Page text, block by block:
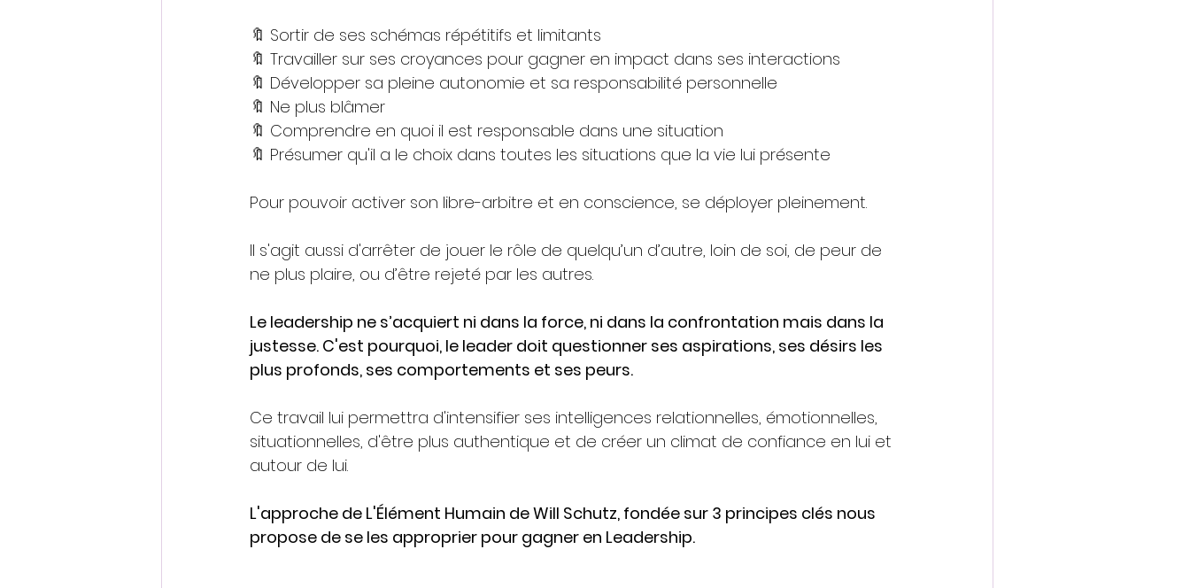
🔖 Sortir de ses schémas répétitifs et limitants
🔖 Travailler sur ses croyances pour gagner en impact dans ses interactions
🔖 Développer sa pleine autonomie et sa responsabilité personnelle
🔖 Ne plus blâmer
🔖 Comprendre en quoi il est responsable dans une situation
🔖 Présumer qu'il a le choix dans toutes les situations que la vie lui présente
Pour pouvoir activer son libre-arbitre et en conscience, se déployer pleinement.
Il s'agit aussi d'arrêter de jouer le rôle de quelqu’un d’autre, loin de soi, de peur de
ne plus plaire, ou d’être rejeté par les autres.
Le leadership ne s’acquiert ni dans la force, ni dans la confrontation mais dans la
justesse. C'est pourquoi, le leader doit questionner ses aspirations, ses désirs les
plus profonds, ses comportements et ses peurs.
Ce travail lui permettra d'intensifier ses intelligences relationnelles, émotionnelles,
situationnelles, d'être plus authentique et de créer un climat de confiance en lui et
autour de lui.
L'approche de L'Élément Humain de Will Schutz, fondée sur 3 principes clés nous
propose de se les approprier pour gagner en Leadership.